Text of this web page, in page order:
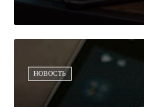
НОВОСТЬ